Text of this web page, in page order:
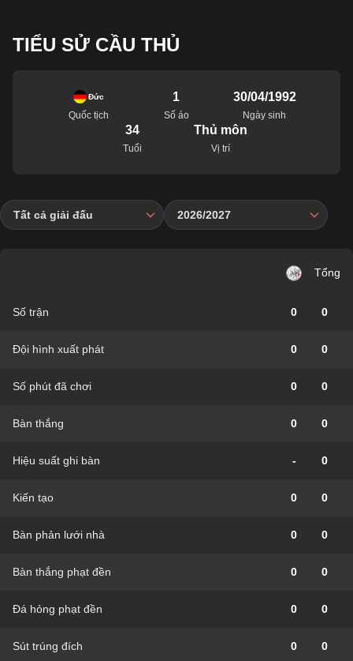
TIỂU SỬ CẦU THỦ
Đức
Quốc tịch
1
Số áo
30/04/1992
Ngày sinh
34
Tuổi
Thủ môn
Vị trí
Tất cả giải đấu 2026/2027
Tổng
Số trận 0 0
Đội hình xuất phát 0 0
Số phút đã chơi 0 0
Bàn thắng 0 0
Hiệu suất ghi bàn - 0
Kiến tạo 0 0
Bàn phản lưới nhà 0 0
Bàn thắng phạt đền 0 0
Đá hỏng phạt đền 0 0
Sút trúng đích 0 0